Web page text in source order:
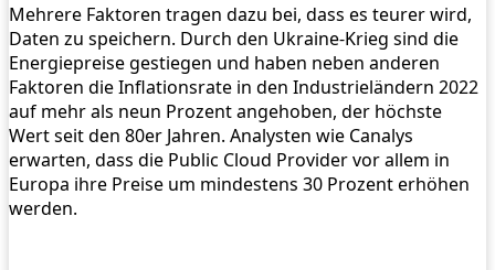
Mehrere Faktoren tragen dazu bei, dass es teurer wird,
Daten zu speichern. Durch den Ukraine-Krieg sind die
Energiepreise gestiegen und haben neben anderen
Faktoren die Inflationsrate in den Industrieländern 2022
auf mehr als neun Prozent angehoben, der höchste
Wert seit den 80er Jahren. Analysten wie Canalys
erwarten, dass die Public Cloud Provider vor allem in
Europa ihre Preise um mindestens 30 Prozent erhöhen
werden.